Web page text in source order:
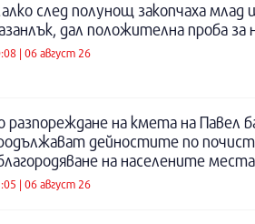
след полунощ закопчаха млад
дал положителна проба за
| 06 август 26
разпореждане на кмета на Павел
дейностите по
на населените места
| 06 август 26